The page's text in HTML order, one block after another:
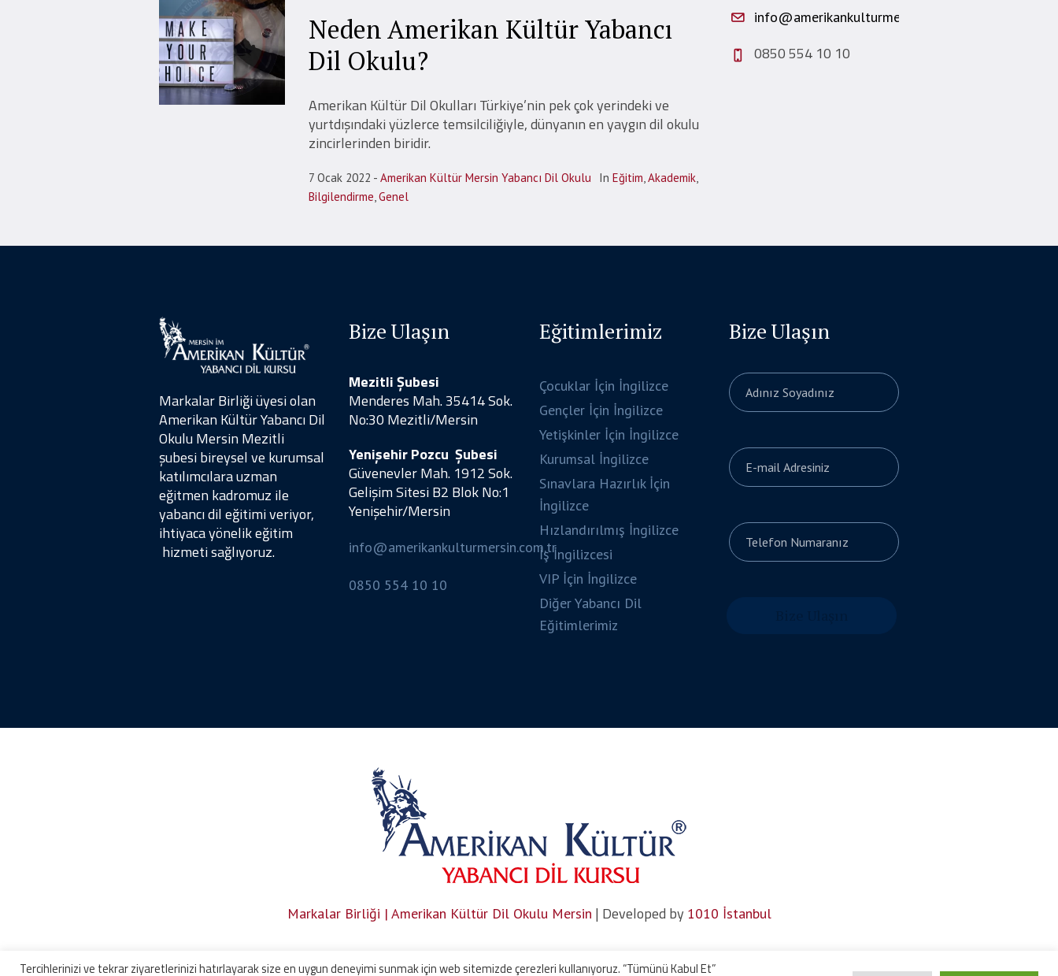
Neden Amerikan Kültür Yabancı
Dil Okulu?
Amerikan Kültür Dil Okulları Türkiye’nin pek çok yerindeki ve
yurtdışındaki yüzlerce temsilciliğiyle, dünyanın en yaygın dil okulu
zincirlerinden biridir.
7 Ocak 2022 Amerikan Kültür Mersin Yabancı Dil Okulu In Eğitim,Akademik,
Bilgilendirme,Genel
info@amerikankulturmersin.com.tr
0850 554 10 10
Markalar Birliği üyesi olan
Amerikan Kültür Yabancı Dil
Okulu Mersin Mezitli
şubesibireysel ve kurumsal
katılımcılarauzman
eğitmen kadromuz ile
yabancı dil eğitimi veriyor,
ihtiyaca yönelik eğitim
hizmeti sağlıyoruz.
Bize Ulaşın
Mezitli Şubesi
Menderes Mah. 35414 Sok.
No:30 Mezitli/Mersin
Yenişehir Pozcu Şubesi
Güvenevler Mah. 1912 Sok.
Gelişim Sitesi B2 Blok No:1
Yenişehir/Mersin
info@amerikankulturmersin.com.tr
0850 554 10 10
Eğitimlerimiz
Çocuklar İçin İngilizce
Gençler İçin İngilizce
Yetişkinler İçin İngilizce
Kurumsal İngilizce
Sınavlara Hazırlık İçin
İngilizce
Hızlandırılmış İngilizce
İş İngilizcesi
VIP İçin İngilizce
Diğer Yabancı Dil
Eğitimlerimiz
Bize Ulaşın
Markalar Birliği | Amerikan Kültür Dil Okulu Mersin | Developed by 1010 İstanbul
Tercihlerinizi ve tekrar ziyaretlerinizi hatırlayarak size en uygun deneyimi sunmak için web sitemizde çerezleri kullanıyoruz. “Tümünü Kabul Et”